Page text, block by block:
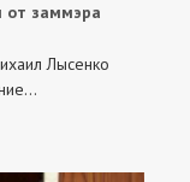
от заммэра
Лысенко